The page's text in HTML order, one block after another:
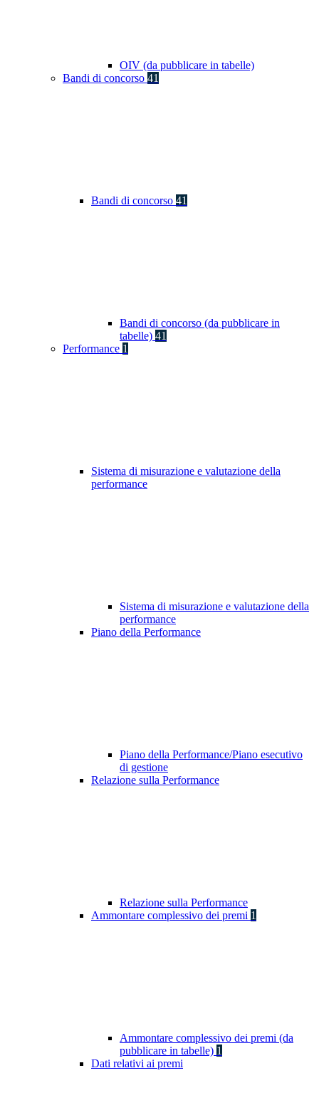
OIV (da pubblicare in tabelle)
Bandi di concorso 41
Bandi di concorso 41
Bandi di concorso (da pubblicare in
tabelle) 41
Performance 1
Sistema di misurazione e valutazione della
performance
Sistema di misurazione e valutazione della
performance
Piano della Performance
Piano della Performance/Piano esecutivo
di gestione
Relazione sulla Performance
Relazione sulla Performance
Ammontare complessivo dei premi 1
Ammontare complessivo dei premi (da
pubblicare in tabelle) 1
Dati relativi ai premi